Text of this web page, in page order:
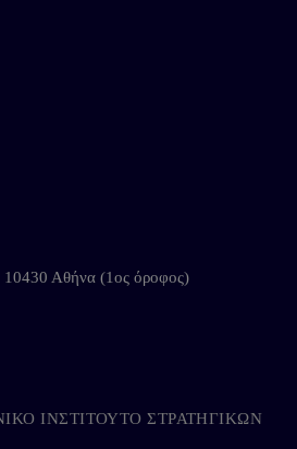
Αθήνα (1ος όροφος)
ΙΝΣΤΙΤΟΥΤΟ ΣΤΡΑΤΗΓΙΚΩΝ